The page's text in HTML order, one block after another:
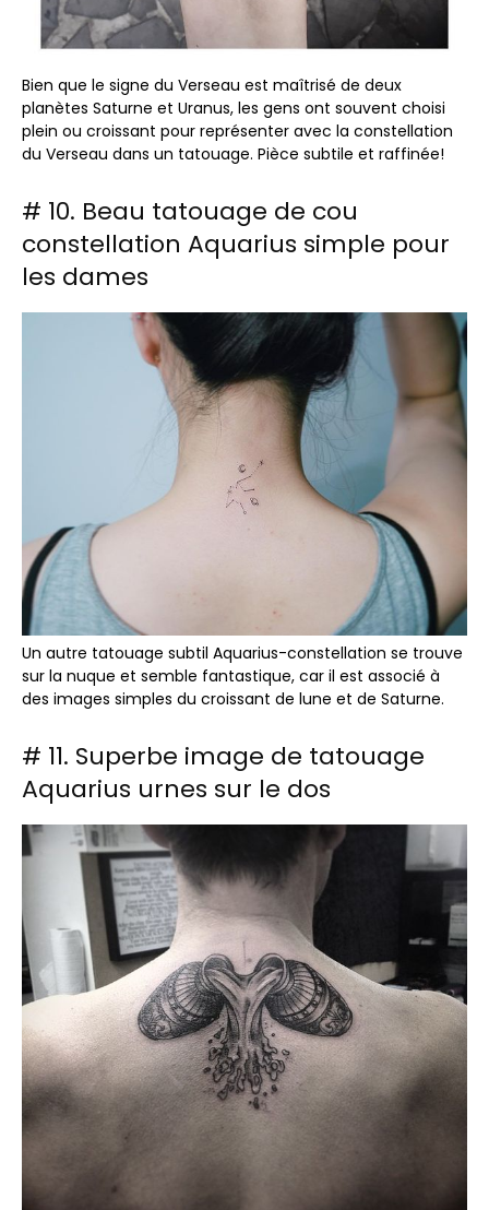
Bien que le signe du Verseau est maîtrisé de deux
planètes Saturne et Uranus, les gens ont souvent choisi
plein ou croissant pour représenter avec la constellation
du Verseau dans un tatouage. Pièce subtile et raffinée!
# 10. Beau tatouage de cou
constellation Aquarius simple pour
les dames
Un autre tatouage subtil Aquarius-constellation se trouve
sur la nuque et semble fantastique, car il est associé à
des images simples du croissant de lune et de Saturne.
# 11. Superbe image de tatouage
Aquarius urnes sur le dos